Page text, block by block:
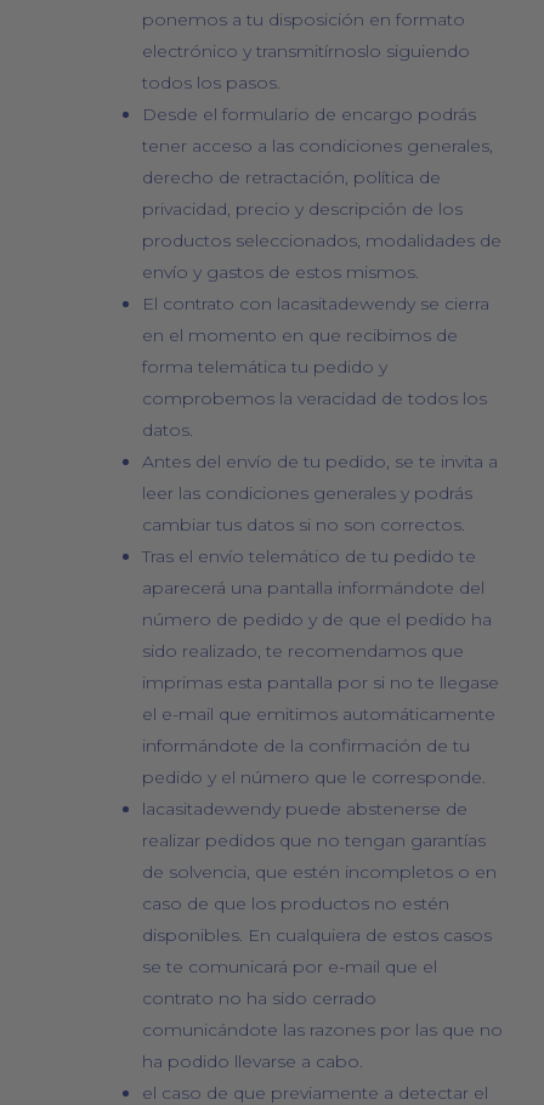
ponemos a tu disposición en formato
electrónico y transmitírnoslo siguiendo
todos los pasos.
Desde el formulario de encargo podrás
tener acceso a las condiciones generales,
derecho de retractación, política de
privacidad, precio y descripción de los
productos seleccionados, modalidades de
envío y gastos de estos mismos.
El contrato con lacasitadewendy se cierra
en el momento en que recibimos de
forma telemática tu pedido y
comprobemos la veracidad de todos los
datos.
Antes del envío de tu pedido, se te invita a
leer las condiciones generales y podrás
cambiar tus datos si no son correctos.
Tras el envío telemático de tu pedido te
aparecerá una pantalla informándote del
número de pedido y de que el pedido ha
sido realizado, te recomendamos que
imprimas esta pantalla por si no te llegase
el e-mail que emitimos automáticamente
informándote de la confirmación de tu
pedido y el número que le corresponde.
lacasitadewendy puede abstenerse de
realizar pedidos que no tengan garantías
de solvencia, que estén incompletos o en
caso de que los productos no estén
disponibles. En cualquiera de estos casos
se te comunicará por e-mail que el
contrato no ha sido cerrado
comunicándote las razones por las que no
ha podido llevarse a cabo.
el caso de que previamente a detectar el